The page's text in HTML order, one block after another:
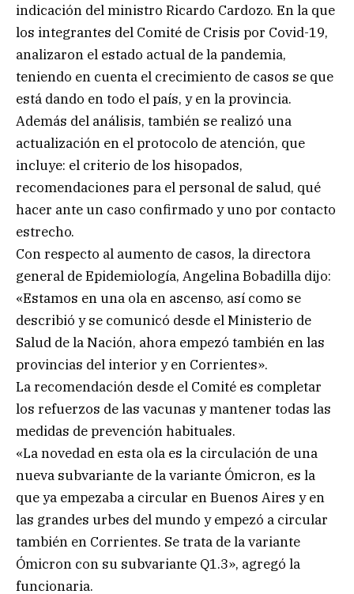
indicación del ministro Ricardo Cardozo. En la que
los integrantes del Comité de Crisis por Covid-19,
analizaron el estado actual de la pandemia,
teniendo en cuenta el crecimiento de casos se que
está dando en todo el país, y en la provincia.
Además del análisis, también se realizó una
actualización en el protocolo de atención, que
incluye: el criterio de los hisopados,
recomendaciones para el personal de salud, qué
hacer ante un caso confirmado y uno por contacto
estrecho.
Con respecto al aumento de casos, la directora
general de Epidemiología, Angelina Bobadilla dijo:
«Estamos en una ola en ascenso, así como se
describió y se comunicó desde el Ministerio de
Salud de la Nación, ahora empezó también en las
provincias del interior y en Corrientes».
La recomendación desde el Comité es completar
los refuerzos de las vacunas y mantener todas las
medidas de prevención habituales.
«La novedad en esta ola es la circulación de una
nueva subvariante de la variante Ómicron, es la
que ya empezaba a circular en Buenos Aires y en
las grandes urbes del mundo y empezó a circular
también en Corrientes. Se trata de la variante
Ómicron con su subvariante Q1.3», agregó la
funcionaria.